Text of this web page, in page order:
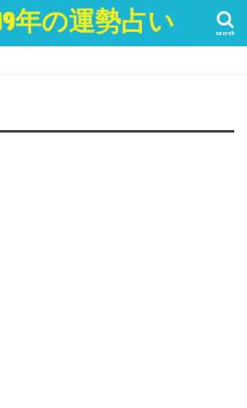
年の運勢占い search